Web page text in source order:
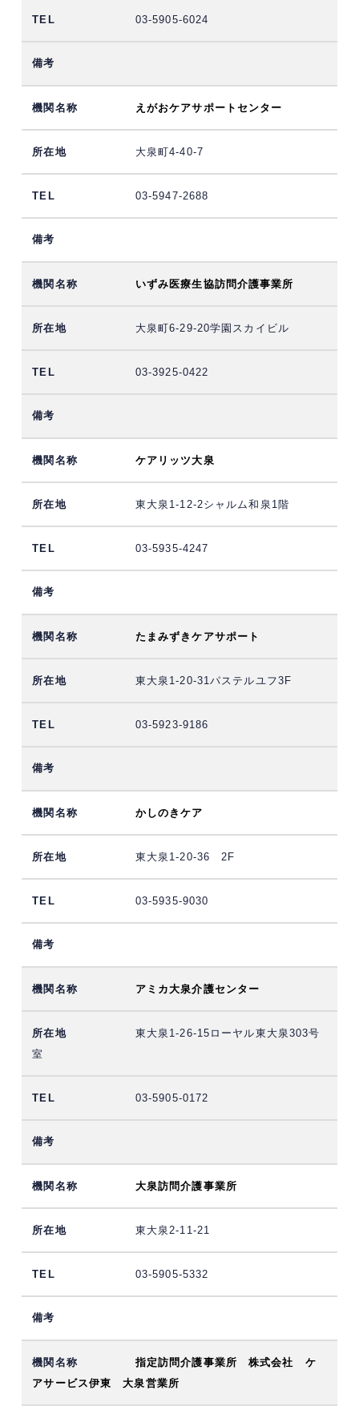
03-5905-6024
えがおケアサポートセンター
大泉町4-40-7
03-5947-2688
いずみ医療生協訪問介護事業所
大泉町6-29-20学園スカイビル
03-3925-0422
ケアリッツ大泉
東大泉1-12-2シャルム和泉1階
03-5935-4247
たまみずきケアサポート
東大泉1-20-31パステルユフ3F
03-5923-9186
かしのきケア
東大泉1-20-36 2F
03-5935-9030
アミカ大泉介護センター
東大泉1-26-15ローヤル東大泉303号
室
03-5905-0172
大泉訪問介護事業所
東大泉2-11-21
03-5905-5332
指定訪問介護事業所 株式会社 ケ
アサービス伊東 大泉営業所